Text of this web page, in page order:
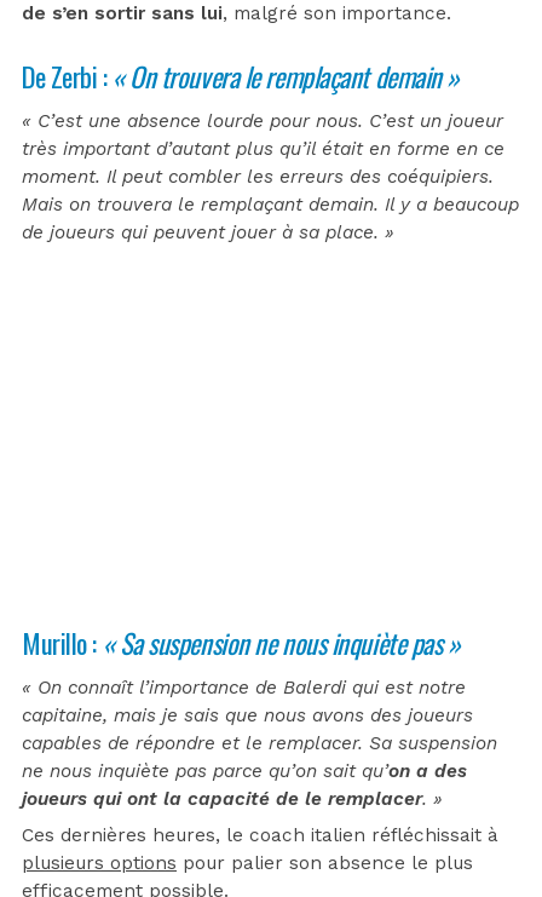
de s’en sortir sans lui, malgré son importance.
De Zerbi :« On trouvera le remplaçant demain »
« C’est une absence lourde pour nous. C’est un joueur
très important d’autant plus qu’il était en forme en ce
moment. Il peut combler les erreurs des coéquipiers.
Mais on trouvera le remplaçant demain. Il y a beaucoup
de joueurs qui peuvent jouer à sa place. »
Murillo : « Sa suspension ne nous inquiète pas »
« On connaît l’importance de Balerdi qui est notre
capitaine, mais je sais que nous avons des joueurs
capables de répondre et le remplacer. Sa suspension
ne nous inquiète pas parce qu’on sait qu’on a des
joueurs qui ont la capacité de le remplacer. »
Ces dernières heures, le coach italien réfléchissait à
plusieurs options pour palier son absence le plus
efficacement possible.